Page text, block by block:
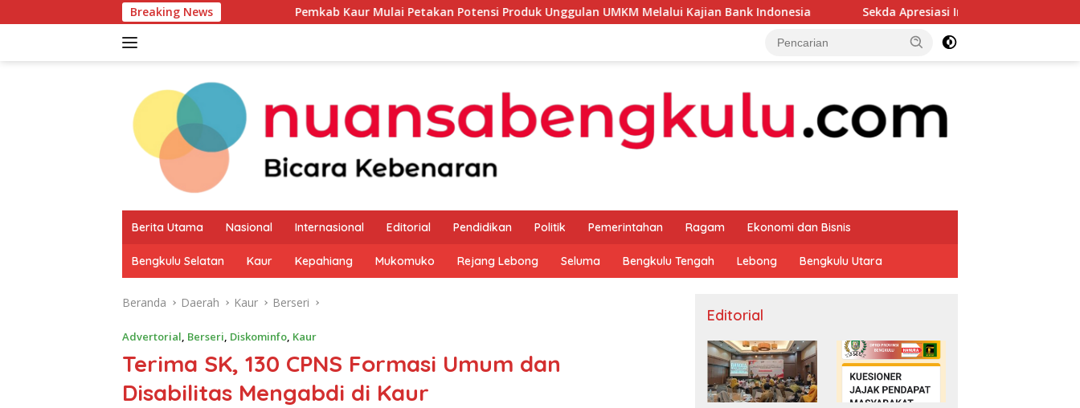
ke
Breaking NewsPemkab Kaur Mulai Petakan Potensi Produk Unggulan UMKM Melalui Kajian Bank Indonesia Sekda Apresiasi Inspektorat Provinsi Bengkulu
Berita Utama Nasional Internasional Editorial Pendidikan Politik Pemerintahan Ragam Ekonomi dan Bisnis
Bengkulu Selatan Kaur Kepahiang Mukomuko Rejang Lebong Seluma Bengkulu Tengah Lebong Bengkulu Utara
Beranda Daerah Kaur Berseri
Advertorial, Berseri, Diskominfo, Kaur
Terima SK, 130 CPNS Formasi Umum dan
Disabilitas Mengabdi di Kaur
Editorial